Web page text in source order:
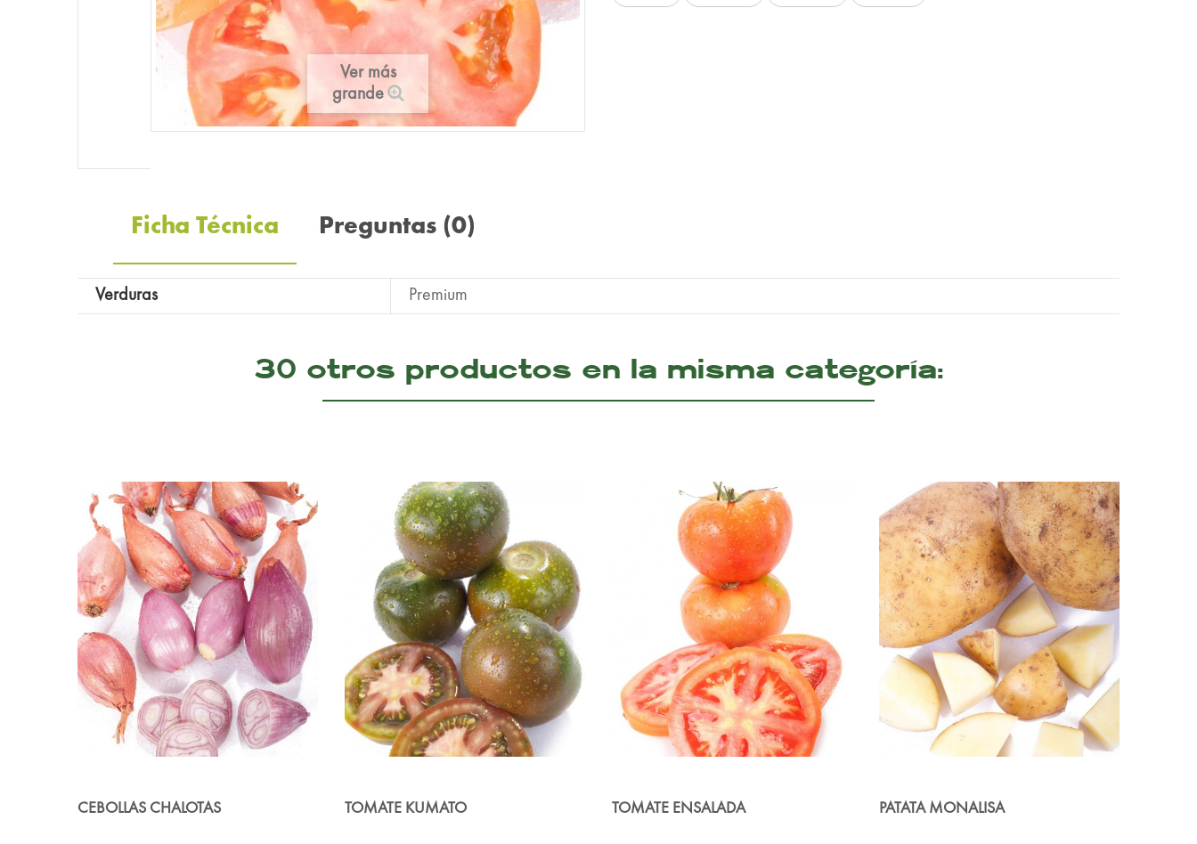
Ver más
grande
Ficha Técnica Preguntas (0)
Verduras Premium
30 otros productos en la misma categoría:
CEBOLLAS CHALOTAS TOMATE KUMATO TOMATE ENSALADA PATATA MONALISA